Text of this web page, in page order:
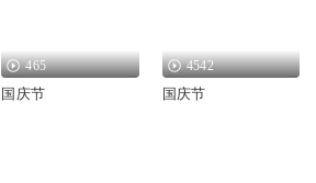
465
国庆节
4542
国庆节